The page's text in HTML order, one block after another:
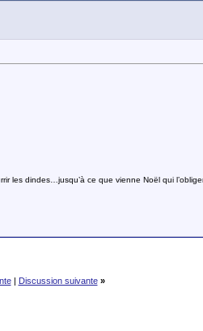
les dindes…jusqu’à ce que vienne Noël qui
| Discussion suivante »